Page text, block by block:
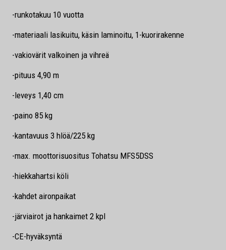
-runkotakuu 10 vuotta
-materiaali lasikuitu, käsin laminoitu, 1-kuorirakenne
-vakiovärit valkoinen ja vihreä
-pituus 4,90 m
-leveys 1,40 cm
-paino 85 kg
-kantavuus 3 hlöä/225 kg
-max. moottorisuositus Tohatsu MFS5DSS
-hiekkahartsi köli
-kahdet aironpaikat
-järviairot ja hankaimet 2 kpl
-CE-hyväksyntä